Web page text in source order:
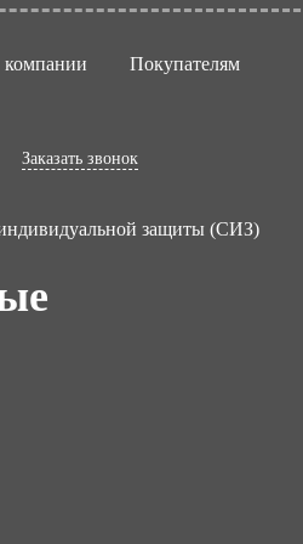
Покупателям
Заказать звонок
защиты (СИЗ)